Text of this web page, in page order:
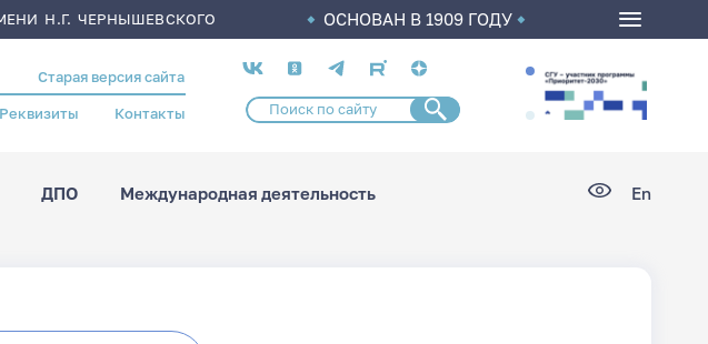
Н.Г. ЧЕРНЫШЕВСКОГО ОСНОВАН В 1909 ГОДУ
Старая версия сайта
Реквизиты Контакты
Социальные
сети
ДПО Международная деятельность En